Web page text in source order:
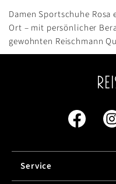
Damen Sportschuhe
Ort – mit persönlicher
gewohnten Reischmann
Service